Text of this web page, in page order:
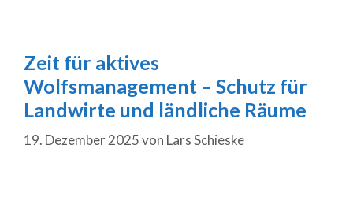
Zeit für aktives
Wolfsmanagement – Schutz für
Landwirte und ländliche Räume
19. Dezember 2025von Lars Schieske